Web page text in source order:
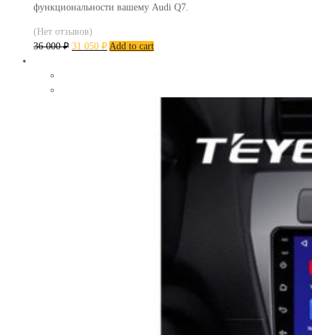
функциональности вашему Audi Q7.
(Нет отзывов)
36 000₽ 31 050 ₽ Add to cart